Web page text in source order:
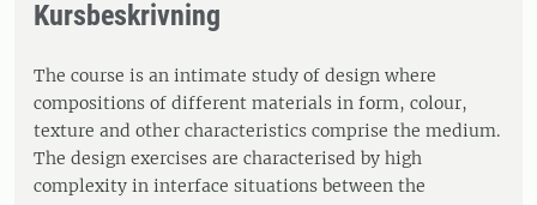
Kursbeskrivning
The course is an intimate study of design where
compositions of different materials in form, colour,
texture and other characteristics comprise the medium.
The design exercises are characterised by high
complexity in interface situations between the